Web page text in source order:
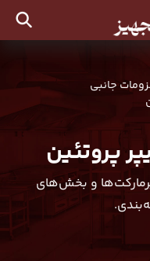
جانبی
پروتئین
و بخش‌های